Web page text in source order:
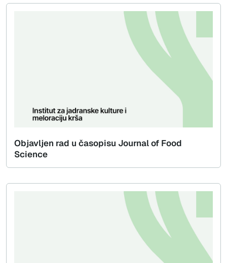
Objavljen rad u časopisu Journal of Food
Science